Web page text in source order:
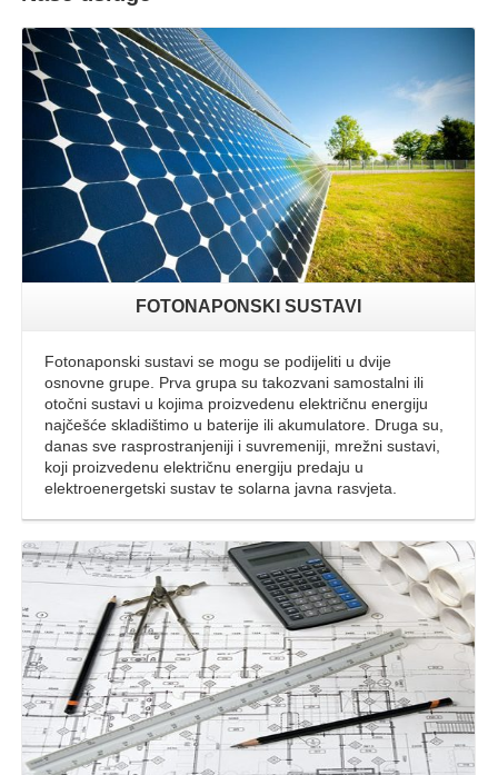
Opširnije
FOTONAPONSKI SUSTAVI
Fotonaponski sustavi se mogu se podijeliti u dvije
osnovne grupe. Prva grupa su takozvani samostalni ili
otočni sustavi u kojima proizvedenu električnu energiju
najčešće skladištimo u baterije ili akumulatore. Druga su,
danas sve rasprostranjeniji i suvremeniji, mrežni sustavi,
koji proizvedenu električnu energiju predaju u
elektroenergetski sustav te solarna javna rasvjeta.
Opširnije